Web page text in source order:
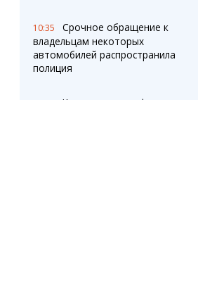
10:35
Срочное обращение к
владельцам некоторых
автомобилей распространила
полиция
Казахстанских офицеров